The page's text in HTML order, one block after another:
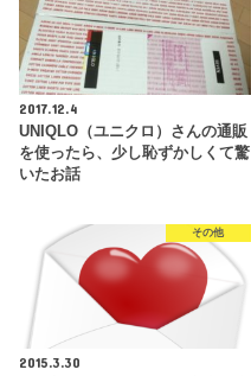
2017.12.4
UNIQLO（ユニクロ）さんの通販
を使ったら、少し恥ずかしくて驚
いたお話
その他
2015.3.30